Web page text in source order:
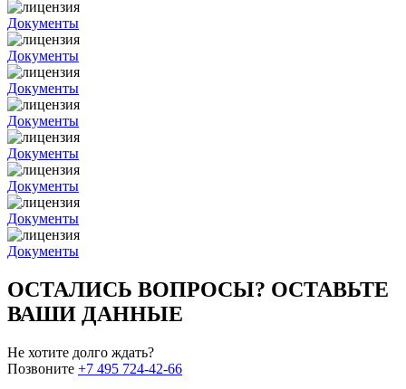
Документы
Документы
Документы
Документы
Документы
Документы
Документы
Документы
ОСТАЛИСЬ ВОПРОСЫ? ОСТАВЬТЕ
ВАШИ ДАННЫЕ
Не хотите долго ждать?
Позвоните +7 495 724-42-66